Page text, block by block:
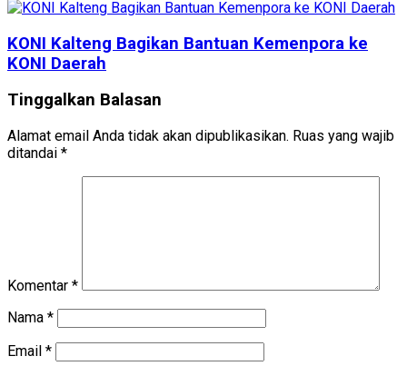
KONI Kalteng Bagikan Bantuan Kemenpora ke
KONI Daerah
Tinggalkan Balasan
Alamat email Anda tidak akan dipublikasikan. Ruas yang wajib
ditandai *
Komentar *
Nama *
Email *